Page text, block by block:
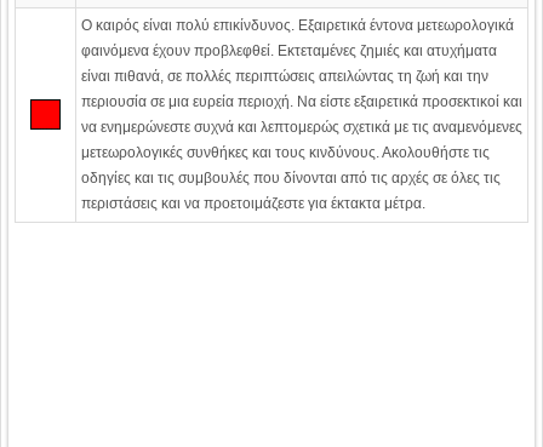
Ο καιρός είναι πολύ επικίνδυνος. Εξαιρετικά έντονα μετεωρολογικά
φαινόμενα έχουν προβλεφθεί. Εκτεταμένες ζημιές και ατυχήματα
είναι πιθανά, σε πολλές περιπτώσεις απειλώντας τη ζωή και την
περιουσία σε μια ευρεία περιοχή. Να είστε εξαιρετικά προσεκτικοί και
να ενημερώνεστε συχνά και λεπτομερώς σχετικά με τις αναμενόμενες
μετεωρολογικές συνθήκες και τους κινδύνους. Ακολουθήστε τις
οδηγίες και τις συμβουλές που δίνονται από τις αρχές σε όλες τις
περιστάσεις και να προετοιμάζεστε για έκτακτα μέτρα.